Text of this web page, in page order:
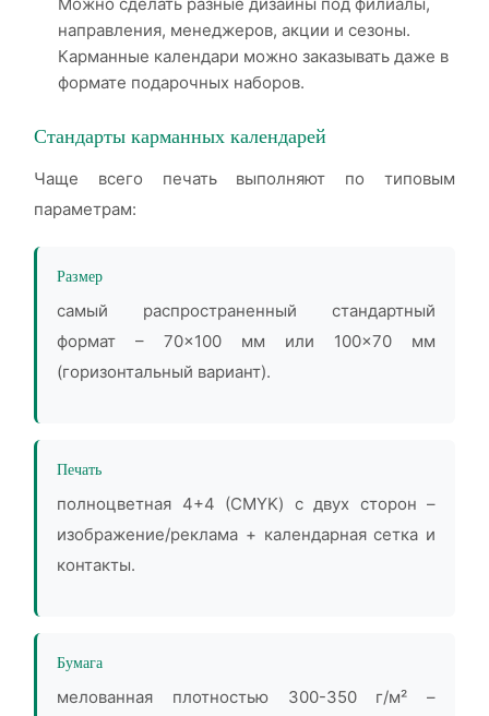
направления, менеджеров, акции и сезоны.
Карманные календари можно заказывать даже в
формате подарочных наборов.
Стандарты карманных календарей
Чаще всего печать выполняют по типовым
параметрам:
Размер
самый распространенный стандартный
формат – 70×100 мм или 100×70 мм
(горизонтальный вариант).
Печать
полноцветная 4+4 (CMYK) с двух сторон –
изображение/реклама + календарная сетка и
контакты.
Бумага
мелованная плотностью 300-350 г/м² –